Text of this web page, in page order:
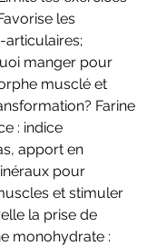
les
articulaires;
manger pour
musclé et
Farine
: indice
apport en
pour
et stimuler
la prise de
monohydrate :